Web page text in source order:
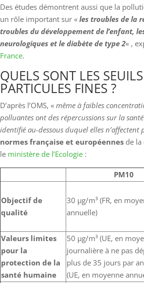
Des études démontrent aussi que la
un rôle important sur « les troubles de la
troubles du développement de l’enfant,
neurologiques et le diabète de type 2« ,
France.
QUELS SONT LES
PARTICULES FINES ?
D’après l’OMS, « même à faibles
polluantes ont des répercussions sur la
identifié au-dessous duquel elles n’affectent
normes française et européennes de la
le ministère de l’Ecologie :
PM10
Objectif de
qualité
30 µg/m³ (FR, en
annuelle)
Valeurs limites
pour la
protection de la
santé humaine
50 µg/m³ (UE, en
journalière à ne pas
plus de 35 jours par
(UE, en moyenne